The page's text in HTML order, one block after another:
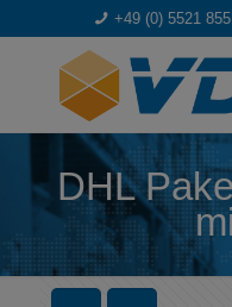
+49 (0) 5521
DHL